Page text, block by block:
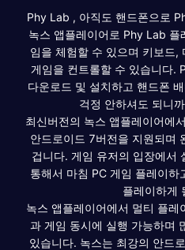
Phy Lab , 아직도 핸드폰으로
녹스 앱플레이어로 Phy Lab 플
임을 체험할 수 있으며 키보드,
게임을 컨트롤할 수 있습니다.
다운로드 및 설치하고 핸드폰
걱정 안하셔도 되니
최신버전의 녹스 앱플레이어에
안드로이드 7버전을 지원되며
겁니다. 게임 유저의 입장에서
통해서 마침 PC 게임 플레이
플레이하게
녹스 앱플레이어에서 멀티 플레
과 게임 동시에 실행 가능하며
있습니다. 녹스는 최강의 안드